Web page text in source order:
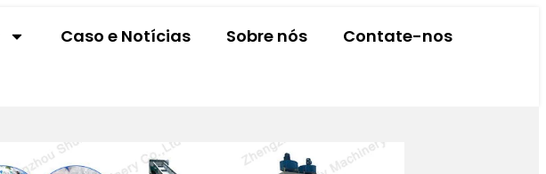
Caso e Notícias Sobre nós
Contate-nos